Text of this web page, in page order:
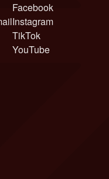
Facebook
Instagram
TikTok
YouTube